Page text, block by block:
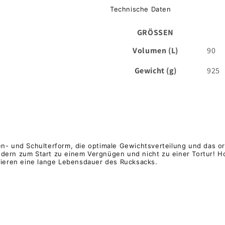
Technische Daten
GRÖSSEN
Volumen (L)
90
Gewicht (g)
925
und Schulterform, die optimale Gewichtsverteilung und das
zum Start zu einem Vergnügen und nicht zu einer Tortur!
eine lange Lebensdauer des Rucksacks.